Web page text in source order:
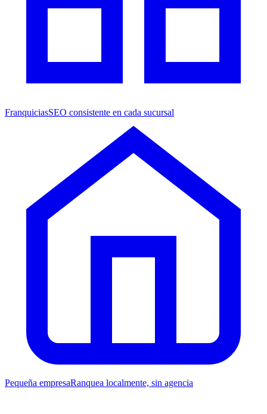
FranquiciasSEO consistente en cada sucursal
Pequeña empresaRanquea localmente, sin agencia